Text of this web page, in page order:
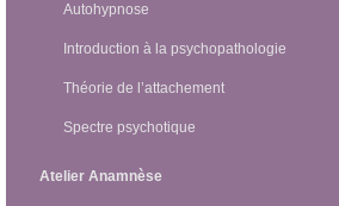
Autohypnose
Introduction à la psychopathologie
Théorie de l’attachement
Spectre psychotique
Atelier Anamnèse